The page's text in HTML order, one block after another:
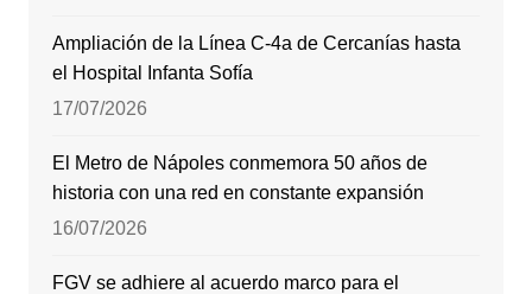
Ampliación de la Línea C-4a de Cercanías hasta
el Hospital Infanta Sofía
17/07/2026
El Metro de Nápoles conmemora 50 años de
historia con una red en constante expansión
16/07/2026
FGV se adhiere al acuerdo marco para el